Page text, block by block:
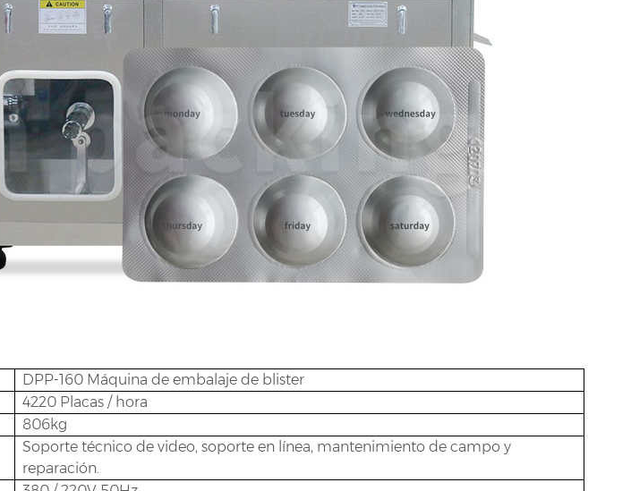
DPP-160 Máquina de embalaje de blister
4220 Placas / hora
806kg
Soporte técnico de video, soporte en línea, mantenimiento de campo y
reparación.